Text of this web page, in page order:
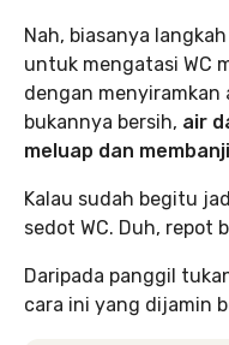
Nah, biasanya
untuk mengatasi WC
dengan menyiramkan
bukannya bersih, air
meluap dan
Kalau sudah begitu
sedot WC. Duh, repot
Daripada panggil
cara ini yang dijamin